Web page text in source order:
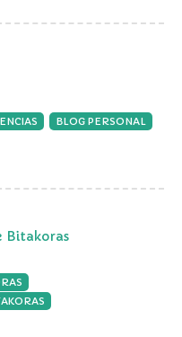
BLOG PERSONAL
Bitakoras